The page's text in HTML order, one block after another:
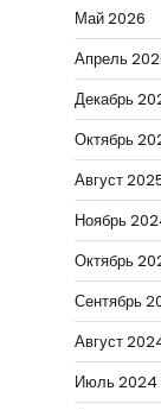
Май 2026
Апрель
Декабрь
Октябрь
Август
Ноябрь
Октябрь
Сентябрь
Август
Июль 2024